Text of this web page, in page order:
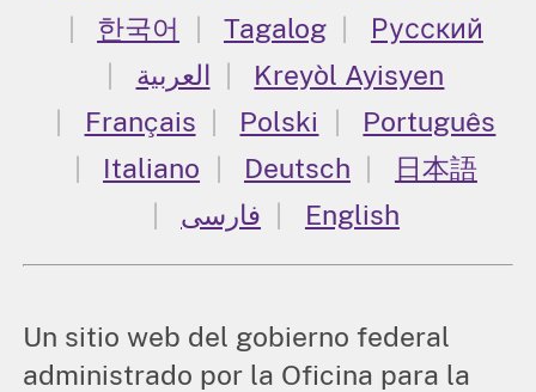
한국어
Tagalog
Русский
العربية
Kreyòl Ayisyen
Français
Polski
Português
Italiano
Deutsch
日本語
فارسی
English
Un sitio web del gobierno federal
administrado por la Oficina para la